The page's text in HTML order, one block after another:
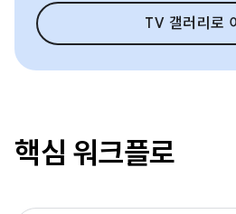
TV 갤러리로
핵심 워크플로